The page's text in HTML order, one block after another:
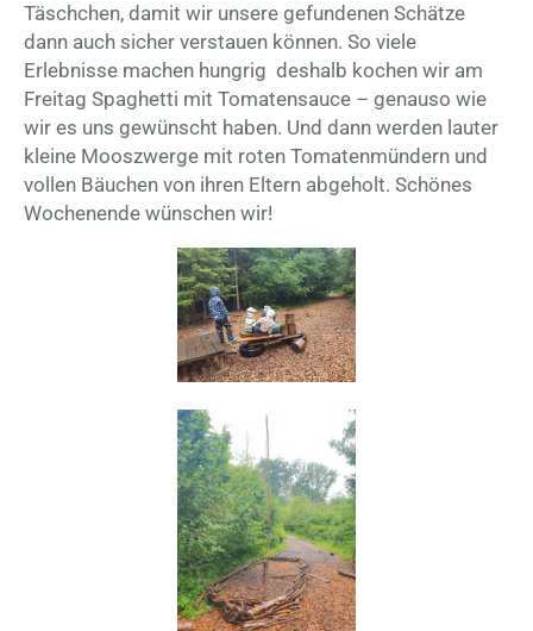
Täschchen, damit wir unsere gefundenen Schätze
dann auch sicher verstauen können. So viele
Erlebnisse machen hungrig deshalb kochen wir am
Freitag Spaghetti mit Tomatensauce – genauso wie
wir es uns gewünscht haben. Und dann werden lauter
kleine Mooszwerge mit roten Tomatenmündern und
vollen Bäuchen von ihren Eltern abgeholt. Schönes
Wochenende wünschen wir!